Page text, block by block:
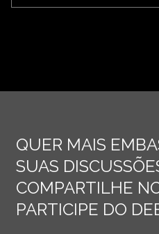
QUER MAIS
SUAS
COMPARTILHE
PARTICIPE DO